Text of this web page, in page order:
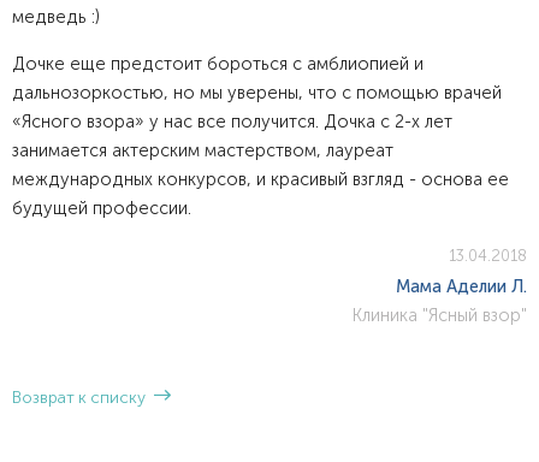
медведь :)
Дочке еще предстоит бороться с амблиопией и
дальнозоркостью, но мы уверены, что с помощью врачей
«Ясного взора» у нас все получится. Дочка с 2-х лет
занимается актерским мастерством, лауреат
международных конкурсов, и красивый взгляд - основа ее
будущей профессии.
13.04.2018
Мама Аделии Л.
Клиника "Ясный взор"
Возврат к списку